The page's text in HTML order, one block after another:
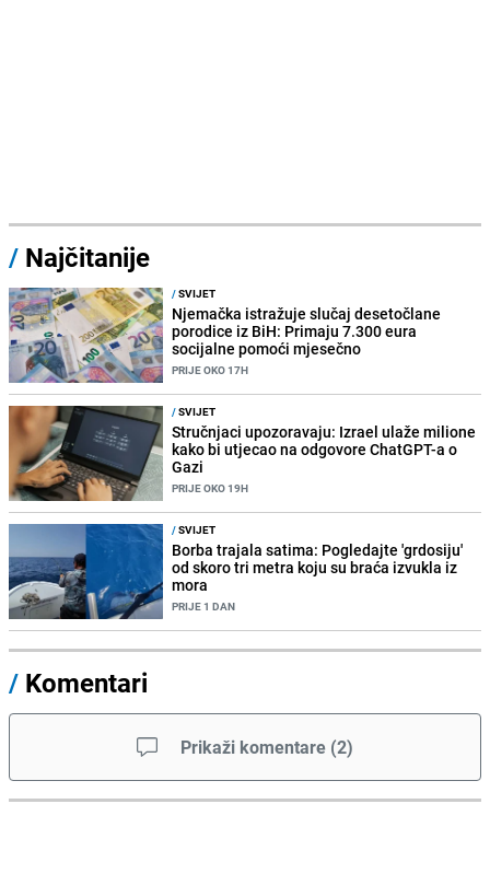
/ Najčitanije
/SVIJET
Njemačka istražuje slučaj desetočlane
porodice iz BiH: Primaju 7.300 eura
socijalne pomoći mjesečno
PRIJE OKO 17H
/SVIJET
Stručnjaci upozoravaju: Izrael ulaže milione
kako bi utjecao na odgovore ChatGPT-a o
Gazi
PRIJE OKO 19H
/SVIJET
Borba trajala satima: Pogledajte 'grdosiju'
od skoro tri metra koju su braća izvukla iz
mora
PRIJE 1 DAN
/ Komentari
Prikaži komentare (2)